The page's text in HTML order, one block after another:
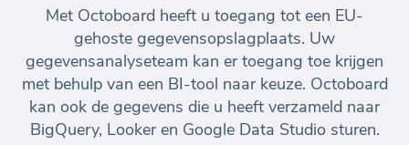
Met Octoboard heeft u toegang tot een EU-
gehoste gegevensopslagplaats. Uw
gegevensanalyseteam kan er toegang toe krijgen
met behulp van een BI-tool naar keuze. Octoboard
kan ook de gegevens die u heeft verzameld naar
BigQuery, Looker en Google Data Studio sturen.